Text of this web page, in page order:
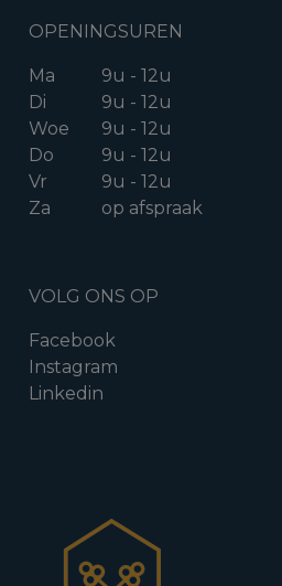
OPENINGSUREN
Ma 9u - 12u
Di
9u - 12u
Woe
9u - 12u
Do
9u - 12u
Vr
9u - 12u
Za
op afspraak
VOLG ONS OP
Facebook
Instagram
Linkedin